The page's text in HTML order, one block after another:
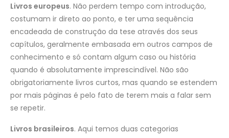
Livros europeus. Não perdem tempo com introdução,
costumam ir direto ao ponto, e ter uma sequência
encadeada de construção da tese através dos seus
capítulos, geralmente embasada em outros campos de
conhecimento e só contam algum caso ou história
quando é absolutamente imprescindível. Não são
obrigatoriamente livros curtos, mas quando se estendem
por mais páginas é pelo fato de terem mais a falar sem
se repetir.
Livros brasileiros. Aqui temos duas categorias